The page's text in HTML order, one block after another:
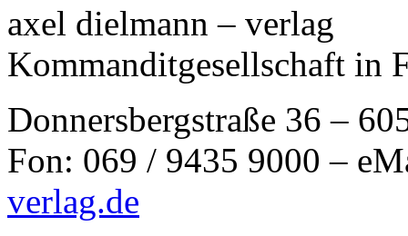
axel dielmann – verlag
Kommanditgesellschaft in
Donnersbergstraße 36 –
Fon: 069 / 9435 9000 –
verlag.de